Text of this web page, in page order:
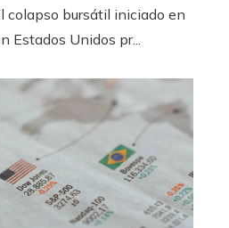
colapso bursátil iniciado en
Estados Unidos pr...